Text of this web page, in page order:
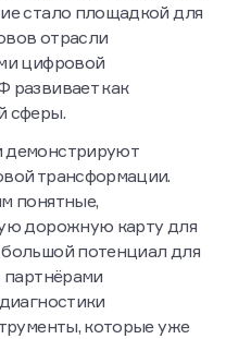
стало площадкой для
отрасли
цифровой
как
сферы.
демонстрируют
трансформации.
понятные,
дорожную карту для
потенциал для
партнёрами
которые уже